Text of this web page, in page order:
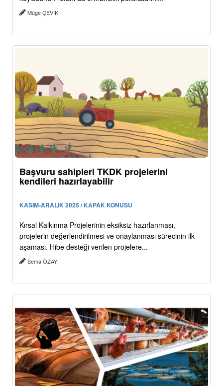
Müge ÇEVİK
Başvuru sahipleri TKDK projelerini
kendileri hazırlayabilir
KASIM-ARALIK 2025 / KAPAK KONUSU
Kırsal Kalkınma Projelerinin eksiksiz hazırlanması,
projelerin değerlendirilmesi ve onaylanması sürecinin ilk
aşaması. Hibe desteği verilen projelere...
Sema ÖZAY